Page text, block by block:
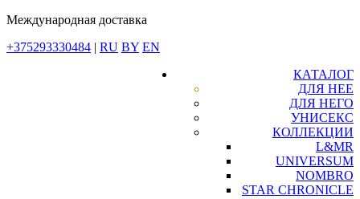
Международная доставка
+375293330484 | RU BY EN
КАТАЛОГ
ДЛЯ НЕЕ
ДЛЯ НЕГО
УНИСЕКС
КОЛЛЕКЦИИ
L&MR
UNIVERSUM
NOMBRO
STAR CHRONICLE